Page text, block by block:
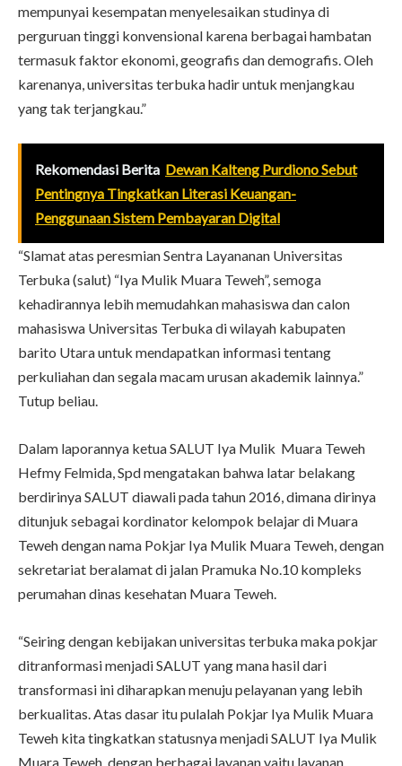
mempunyai kesempatan menyelesaikan studinya di
perguruan tinggi konvensional karena berbagai hambatan
termasuk faktor ekonomi, geografis dan demografis. Oleh
karenanya, universitas terbuka hadir untuk menjangkau
yang tak terjangkau.”
Rekomendasi Berita Dewan Kalteng Purdiono Sebut
Pentingnya Tingkatkan Literasi Keuangan-
Penggunaan Sistem Pembayaran Digital
“Slamat atas peresmian Sentra Layananan Universitas
Terbuka (salut) “Iya Mulik Muara Teweh”, semoga
kehadirannya lebih memudahkan mahasiswa dan calon
mahasiswa Universitas Terbuka di wilayah kabupaten
barito Utara untuk mendapatkan informasi tentang
perkuliahan dan segala macam urusan akademik lainnya.”
Tutup beliau.
Dalam laporannya ketua SALUT Iya Mulik Muara Teweh
Hefmy Felmida, Spd mengatakan bahwa latar belakang
berdirinya SALUT diawali pada tahun 2016, dimana dirinya
ditunjuk sebagai kordinator kelompok belajar di Muara
Teweh dengan nama Pokjar Iya Mulik Muara Teweh, dengan
sekretariat beralamat di jalan Pramuka No.10 kompleks
perumahan dinas kesehatan Muara Teweh.
“Seiring dengan kebijakan universitas terbuka maka pokjar
ditranformasi menjadi SALUT yang mana hasil dari
transformasi ini diharapkan menuju pelayanan yang lebih
berkualitas. Atas dasar itu pulalah Pokjar Iya Mulik Muara
Teweh kita tingkatkan statusnya menjadi SALUT Iya Mulik
Muara Teweh, dengan berbagai layanan yaitu layanan